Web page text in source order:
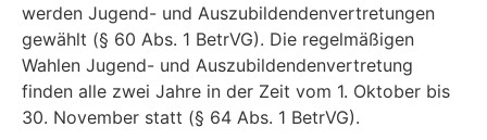
werden Jugend- und Auszubildendenvertretungen
gewählt (§ 60 Abs. 1 BetrVG). Die regelmäßigen
Wahlen Jugend- und Auszubildendenvertretung
finden alle zwei Jahre in der Zeit vom 1. Oktober bis
30. November statt (§ 64 Abs. 1 BetrVG).